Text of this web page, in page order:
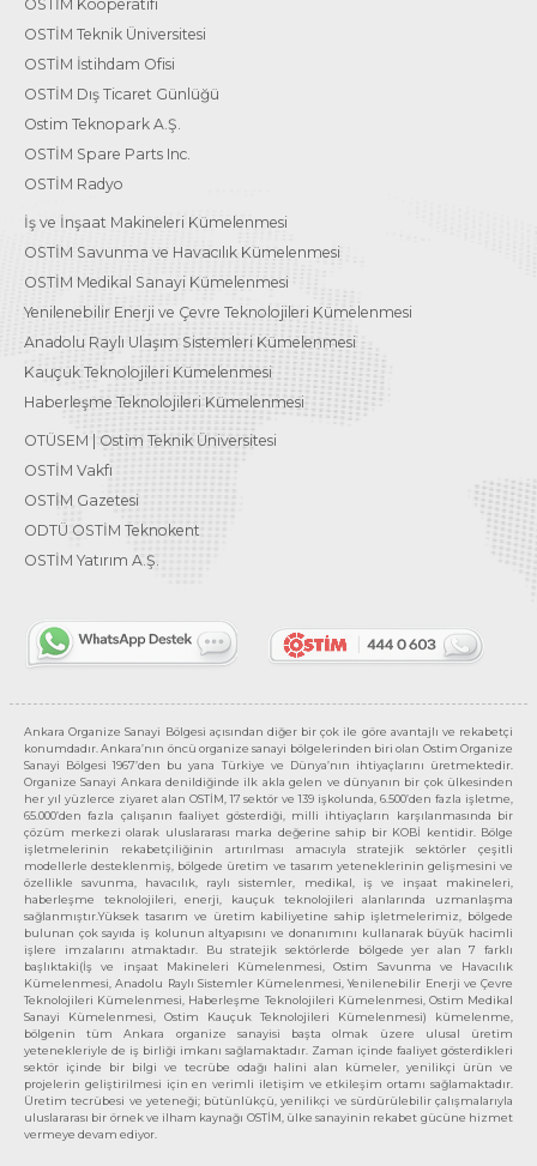
OSTİM Kooperatifi
OSTİM Teknik Üniversitesi
OSTİM İstihdam Ofisi
OSTİM Dış Ticaret Günlüğü
Ostim Teknopark A.Ş.
OSTİM Spare Parts Inc.
OSTİM Radyo
İş ve İnşaat Makineleri Kümelenmesi
OSTİM Savunma ve Havacılık Kümelenmesi
OSTİM Medikal Sanayi Kümelenmesi
Yenilenebilir Enerji ve Çevre Teknolojileri Kümelenmesi
Anadolu Raylı Ulaşım Sistemleri Kümelenmesi
Kauçuk Teknolojileri Kümelenmesi
Haberleşme Teknolojileri Kümelenmesi
OTÜSEM | Ostim Teknik Üniversitesi
OSTİM Vakfı
OSTİM Gazetesi
ODTÜ OSTİM Teknokent
OSTİM Yatırım A.Ş.
Ankara Organize Sanayi Bölgesi açısından diğer bir çok ile göre avantajlı ve rekabetçi
konumdadır. Ankara’nın öncü organize sanayi bölgelerinden biri olan Ostim Organize
Sanayi Bölgesi 1967’den bu yana Türkiye ve Dünya’nın ihtiyaçlarını üretmektedir.
Organize Sanayi Ankara denildiğinde ilk akla gelen ve dünyanın bir çok ülkesinden
her yıl yüzlerce ziyaret alan OSTİM, 17 sektör ve 139 işkolunda, 6.500’den fazla işletme,
65.000’den fazla çalışanın faaliyet gösterdiği, milli ihtiyaçların karşılanmasında bir
çözüm merkezi olarak uluslararası marka değerine sahip bir KOBİ kentidir. Bölge
işletmelerinin rekabetçiliğinin artırılması amacıyla stratejik sektörler çeşitli
modellerle desteklenmiş, bölgede üretim ve tasarım yeteneklerinin gelişmesini ve
özellikle savunma, havacılık, raylı sistemler, medikal, iş ve inşaat makineleri,
haberleşme teknolojileri, enerji, kauçuk teknolojileri alanlarında uzmanlaşma
sağlanmıştır.Yüksek tasarım ve üretim kabiliyetine sahip işletmelerimiz, bölgede
bulunan çok sayıda iş kolunun altyapısını ve donanımını kullanarak büyük hacimli
işlere imzalarını atmaktadır. Bu stratejik sektörlerde bölgede yer alan 7 farklı
başlıktaki(İş ve inşaat Makineleri Kümelenmesi, Ostim Savunma ve Havacılık
Kümelenmesi, Anadolu Raylı Sistemler Kümelenmesi, Yenilenebilir Enerji ve Çevre
Teknolojileri Kümelenmesi, Haberleşme Teknolojileri Kümelenmesi, Ostim Medikal
Sanayi Kümelenmesi, Ostim Kauçuk Teknolojileri Kümelenmesi) kümelenme,
bölgenin tüm Ankara organize sanayisi başta olmak üzere ulusal üretim
yetenekleriyle de iş birliği imkanı sağlamaktadır. Zaman içinde faaliyet gösterdikleri
sektör içinde bir bilgi ve tecrübe odağı halini alan kümeler, yenilikçi ürün ve
projelerin geliştirilmesi için en verimli iletişim ve etkileşim ortamı sağlamaktadır.
Üretim tecrübesi ve yeteneği; bütünlükçü, yenilikçi ve sürdürülebilir çalışmalarıyla
uluslararası bir örnek ve ilham kaynağı OSTİM, ülke sanayinin rekabet gücüne hizmet
vermeye devam ediyor.